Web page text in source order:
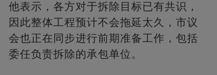
他表示，各方对于拆除目标已有共识，
因此整体工程预计不会拖延太久，市议
会也正在同步进行前期准备工作，包括
委任负责拆除的承包单位。